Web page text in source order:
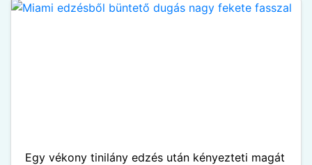
Egy vékony tinilány edzés után kényezteti magát